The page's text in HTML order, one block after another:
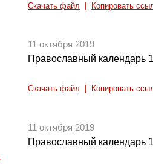
Скачать файл Копировать
11 октября 2019
Православный календарь
Скачать файл Копировать
11 октября 2019
Православный календарь